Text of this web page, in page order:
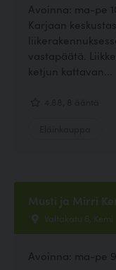
Avoinna: ma-pe
Karjaan
vastapäätä.
ketjun kattavan...
Musti ja Mirri
Valtakatu 6, Kemi
Avoinna: ma-pe